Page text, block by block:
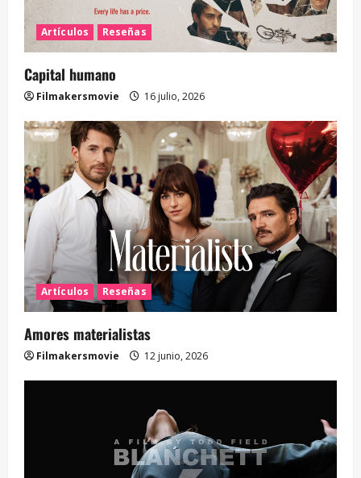
Artículos Reseñas
Capital humano
Filmakersmovie 16 julio, 2026
Artículos Reseñas
Amores materialistas
Filmakersmovie 12 junio, 2026